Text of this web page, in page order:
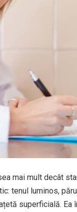
mai mult decât
tenul luminos,
superficială. Ea